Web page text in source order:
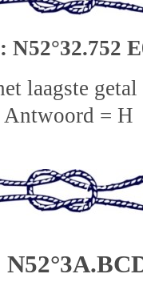
laagste
Antwoord = H